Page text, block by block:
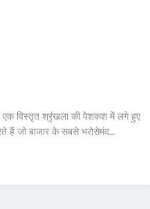
एक विस्तृत श्रृंखला की पेशकश में लगे हुए
हैं जो बाजार के सबसे भरोसेमंद